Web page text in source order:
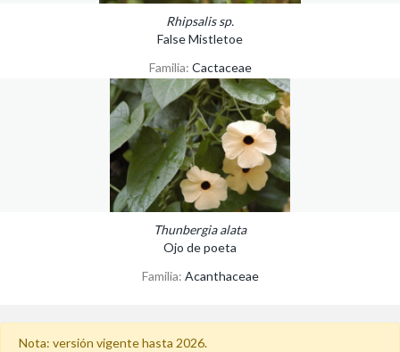
Rhipsalis sp.
False Mistletoe
Familia: Cactaceae
Thunbergia alata
Ojo de poeta
Familia: Acanthaceae
Nota: versión vigente hasta 2026.